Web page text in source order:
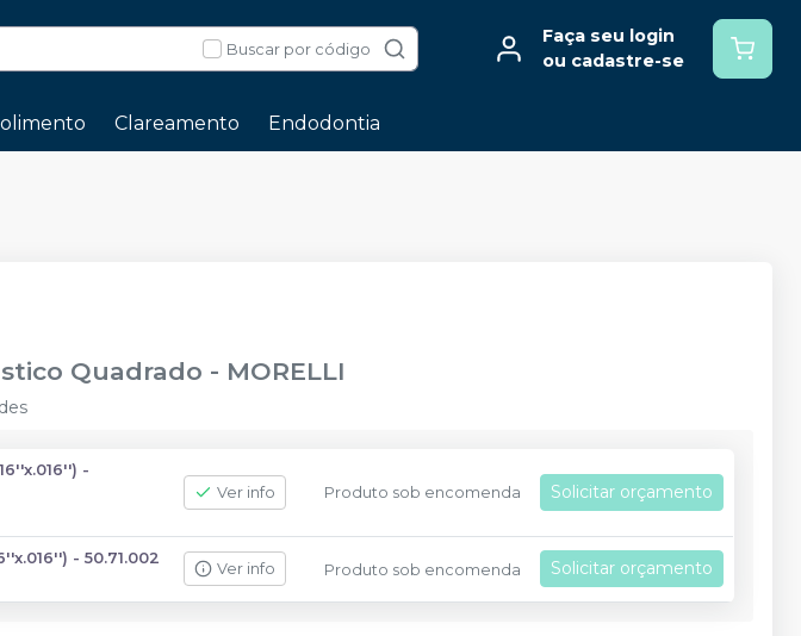
Buscar por código
Faça seu login
ou cadastre-se
Clareamento Endodontia
Quadrado - MORELLI
-
Ver info Produto sob encomenda Solicitar orçamento
- 50.71.002
Ver info Produto sob encomenda Solicitar orçamento